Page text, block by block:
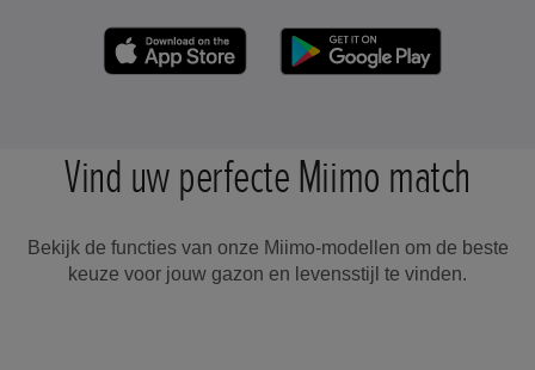
Vind uw perfecte Miimo match
Bekijk de functies van onze Miimo-modellen om de beste
keuze voor jouw gazon en levensstijl te vinden.